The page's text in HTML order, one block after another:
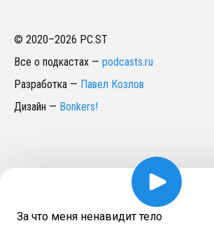
© 2020–2026 PC.ST
Все о подкастах — podcasts.ru
Разработка — Павел Козлов
Дизайн — Bonkers!
За что меня ненавидит тело